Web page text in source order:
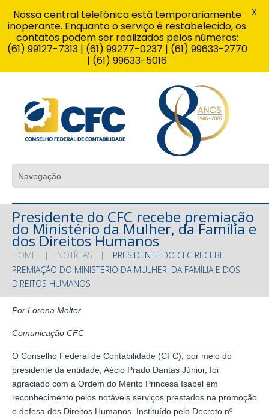
Presidente do CFC recebe premiação
do Ministério da Mulher, da Família e
dos Direitos Humanos
HOME NOTÍCIAS
PRESIDENTE DO CFC RECEBE
PREMIAÇÃO DO MINISTÉRIO DA MULHER, DA FAMÍLIA E DOS
DIREITOS HUMANOS
Por Lorena Molter
Comunicação CFC
O Conselho Federal de Contabilidade (CFC), por meio do
presidente da entidade, Aécio Prado Dantas Júnior, foi
agraciado com a Ordem do Mérito Princesa Isabel em
reconhecimento pelos notáveis serviços prestados na promoção
e defesa dos Direitos Humanos. Instituído pelo Decreto nº
Nossa central telefônica está temporariamente
inoperante. Enquanto o serviço é restabelecido, os
contatos podem ser realizados pelos números:
(61) 99127-7313 | (61) 99277-0237 | (61) 99633-2770
| (61) 99633-5016
X